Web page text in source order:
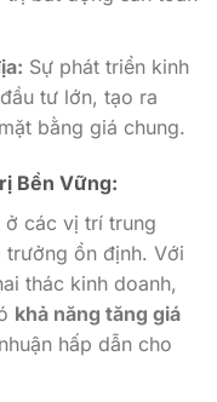
Sự phát triển kinh
tư lớn, tạo ra
bằng giá chung.
Bền Vững:
ở các vị trí trung
ổn định. Với
thác kinh doanh,
khả năng tăng giá
hấp dẫn cho